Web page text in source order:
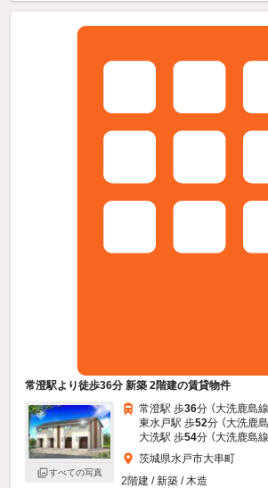
常澄駅より徒歩36分 新築 2階建の賃貸物件
すべての写真
常澄駅 歩36分 （大洗鹿島線
東水戸駅 歩52分 （大洗鹿島
大洗駅 歩54分 （大洗鹿島線
茨城県水戸市大串町
2階建 / 新築 / 木造